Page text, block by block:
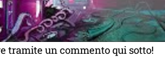
tramite un commento qui sotto!